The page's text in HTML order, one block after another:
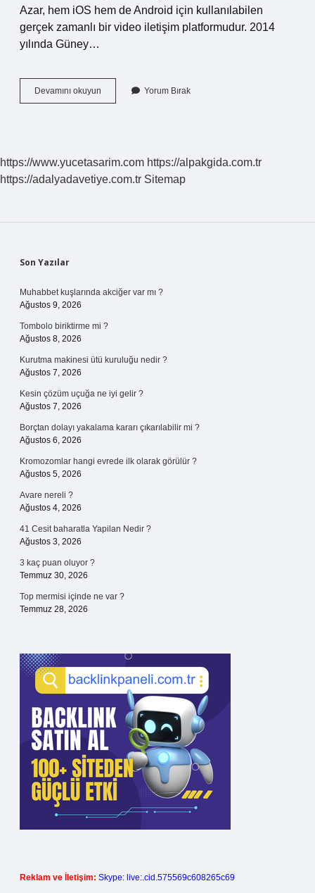
Azar, hem iOS hem de Android için kullanılabilen
gerçek zamanlı bir video iletişim platformudur. 2014
yılında Güney…
Devamını okuyun Azardan
Para
Yorum Bırak
https://www.yucetasarim.com https://alpakgida.com.tr
https://adalyadavetiye.com.tr Sitemap
Sidebar
Son Yazılar
Muhabbet kuşlarında akciğer var mı ?
Ağustos 9, 2026
Tombolo biriktirme mi ?
Ağustos 8, 2026
Kurutma makinesi ütü kuruluğu nedir ?
Ağustos 7, 2026
Kesin çözüm uçuğa ne iyi gelir ?
Ağustos 7, 2026
Borçtan dolayı yakalama kararı çıkarılabilir mi ?
Ağustos 6, 2026
Kromozomlar hangi evrede ilk olarak görülür ?
Ağustos 5, 2026
Avare nereli ?
Ağustos 4, 2026
41 Cesit baharatla Yapilan Nedir ?
Ağustos 3, 2026
3 kaç puan oluyor ?
Temmuz 30, 2026
Top mermisi içinde ne var ?
Temmuz 28, 2026
Reklam ve İletişim: Skype: live:.cid.575569c608265c69